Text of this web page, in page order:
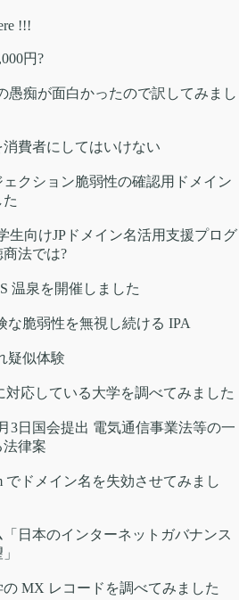
!!!
円?
愚痴が面白かったので訳してみまし
消費者にしてはいけない
ェクション脆弱性の確認用ドメイン
生向けJPドメイン名活用支援プログ
法では?
温泉を開催しました
な脆弱性を無視し続ける IPA
疑似体験
対応している大学を調べてみました
3日国会提出 電気通信事業法等の一
律案
でドメイン名を失効させてみまし
「日本のインターネットガバナンス
の MX レコードを調べてみました